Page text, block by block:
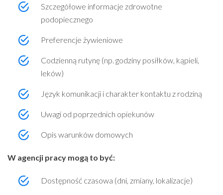
Szczegółowe informacje zdrowotne
podopiecznego
Preferencje żywieniowe
Codzienną rutynę (np. godziny posiłków, kąpieli,
leków)
Język komunikacji i charakter kontaktu z rodziną
Uwagi od poprzednich opiekunów
Opis warunków domowych
W agencji pracy mogą to być:
Dostępność czasowa (dni, zmiany, lokalizacje)